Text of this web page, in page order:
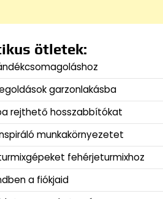
ötletek:
garzonlakásba
rejthető hosszabbítókat
munkakörnyezetet
fehérjeturmixhoz
a fiókjaid